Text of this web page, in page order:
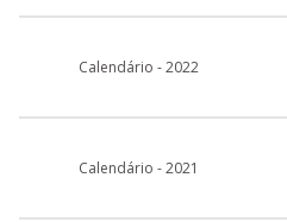
Calendário - 2022
Calendário - 2021